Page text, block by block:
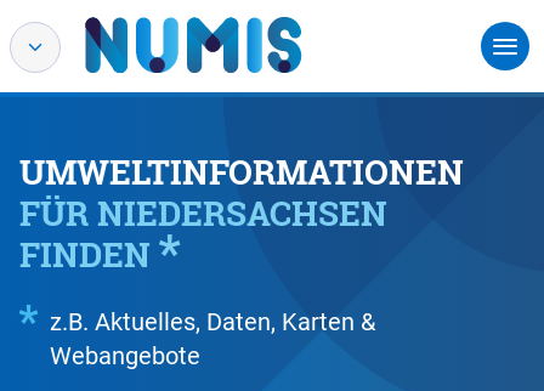
UMWELTINFORMATIONEN
FÜR NIEDERSACHSEN
FINDEN
z.B. Aktuelles, Daten, Karten &
Webangebote